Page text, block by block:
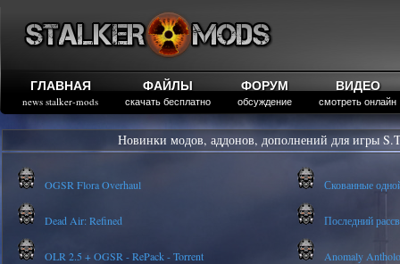
ГЛАВНАЯ
news stalker-mods
ФАЙЛЫ
скачать бесплатно
ФОРУМ
обсуждение
ВИДЕО
смотреть онлайн
Новинки модов, аддонов, дополнений для игры
OGSR Flora Overhaul Скованные
Dead Air: Refined Последний
OLR 2.5 + OGSR - RePack - Torrent Anomaly